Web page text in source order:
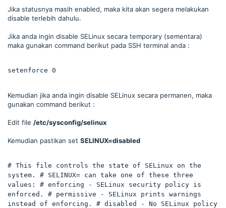
Jika statusnya masih enabled, maka kita akan segera melakukan
disable terlebih dahulu.
Jika anda ingin disable SELinux secara temporary (sementara)
maka gunakan command berikut pada SSH terminal anda :
setenforce 0
Kemudian jika anda ingin disable SELinux secara permanen, maka
gunakan command berikut :
Edit file /etc/sysconfig/selinux
Kemudian pastikan set SELINUX=disabled
# This file controls the state of SELinux on the
system. # SELINUX= can take one of these three
values: # enforcing - SELinux security policy is
enforced. # permissive - SELinux prints warnings
instead of enforcing. # disabled - No SELinux policy